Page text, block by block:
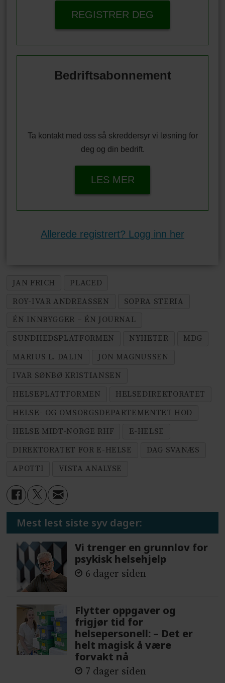
REGISTRER DEG
Bedriftsabonnement
Ta kontakt med oss så skreddersyr vi løsning for
deg og din bedrift.
LES MER
Allerede registrert? Logg inn her
JAN FRICH
PLACED
ROY-IVAR ANDREASSEN
SOPRA STERIA
ÉN INNBYGGER – ÉN JOURNAL
SUNDHEDSPLATFORMEN
NYHETER
MDG
MARIUS L. DALIN
JON MAGNUSSEN
IVAR SØNBØ KRISTIANSEN
HELSEPLATTFORMEN
HELSEDIREKTORATET
HELSE- OG OMSORGSDEPARTEMENTET HOD
HELSE MIDT-NORGE RHF
E-HELSE
DIREKTORATET FOR E-HELSE
DAG SVANÆS
APOTTI
VISTA ANALYSE
Mest lest siste syv dager:
Vi trenger en grunnlov for
psykisk helsehjelp
6 dager siden
Flytter oppgaver og
frigjør tid for
helsepersonell: – Det er
helt magisk å være
forvakt nå
7 dager siden